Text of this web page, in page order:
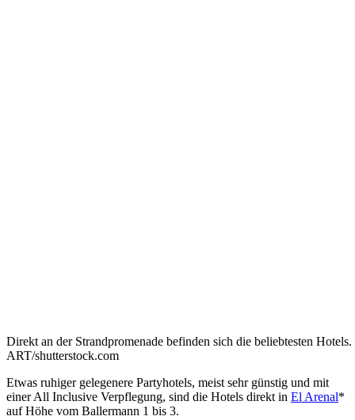
Direkt an der Strandpromenade befinden sich die beliebtesten
ART/shutterstock.com
Etwas ruhiger gelegenere Partyhotels, meist sehr günstig und mit
einer All Inclusive Verpflegung, sind die Hotels direkt in El Arenal*
auf Höhe vom Ballermann 1 bis 3.